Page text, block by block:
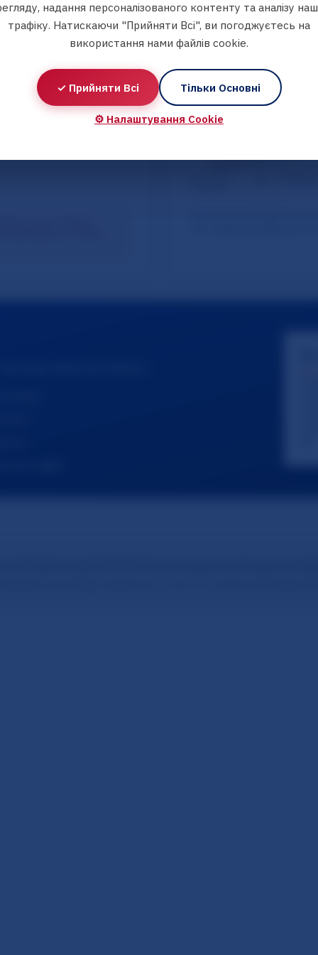
надання персоналізованого контенту та аналізу
трафіку. Натискаючи "Прийняти Всі", ви погоджуєтесь на
використання нами файлів cookie.
✓ Прийняти Всі Тільки Основні
⚙️ Налаштування Cookie